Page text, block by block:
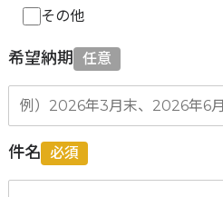
その他
希望納期 任意
件名 必須